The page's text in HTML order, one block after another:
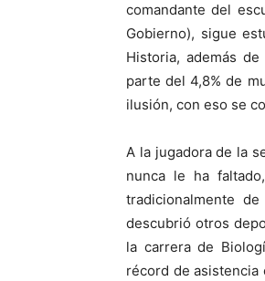
comandante del
Gobierno), sigue
Historia, además
parte del 4,8% de
ilusión, con eso se
A la jugadora de la
nunca le ha
tradicionalmente
descubrió otros
la carrera de
récord de asistencia